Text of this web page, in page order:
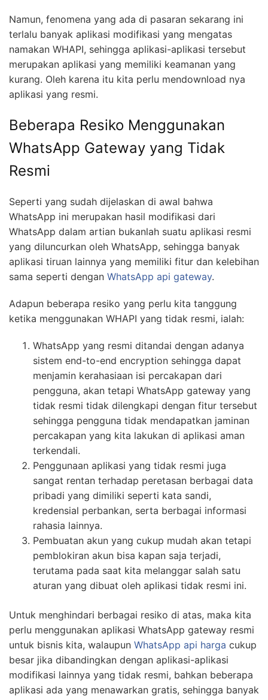
Namun, fenomena yang ada di pasaran sekarang ini
terlalu banyak aplikasi modifikasi yang mengatas
namakan WHAPI, sehingga aplikasi-aplikasi tersebut
merupakan aplikasi yang memiliki keamanan yang
kurang. Oleh karena itu kita perlu mendownload nya
aplikasi yang resmi.
Beberapa Resiko Menggunakan
WhatsApp Gateway yang Tidak
Resmi
Seperti yang sudah dijelaskan di awal bahwa
WhatsApp ini merupakan hasil modifikasi dari
WhatsApp dalam artian bukanlah suatu aplikasi resmi
yang diluncurkan oleh WhatsApp, sehingga banyak
aplikasi tiruan lainnya yang memiliki fitur dan kelebihan
sama seperti dengan WhatsApp api gateway.
Adapun beberapa resiko yang perlu kita tanggung
ketika menggunakan WHAPI yang tidak resmi, ialah:
WhatsApp yang resmi ditandai dengan adanya
sistem end-to-end encryption sehingga dapat
menjamin kerahasiaan isi percakapan dari
pengguna, akan tetapi WhatsApp gateway yang
tidak resmi tidak dilengkapi dengan fitur tersebut
sehingga pengguna tidak mendapatkan jaminan
percakapan yang kita lakukan di aplikasi aman
terkendali.
Penggunaan aplikasi yang tidak resmi juga
sangat rentan terhadap peretasan berbagai data
pribadi yang dimiliki seperti kata sandi,
kredensial perbankan, serta berbagai informasi
rahasia lainnya.
Pembuatan akun yang cukup mudah akan tetapi
pemblokiran akun bisa kapan saja terjadi,
terutama pada saat kita melanggar salah satu
aturan yang dibuat oleh aplikasi tidak resmi ini.
Untuk menghindari berbagai resiko di atas, maka kita
perlu menggunakan aplikasi WhatsApp gateway resmi
untuk bisnis kita, walaupun WhatsApp api harga cukup
besar jika dibandingkan dengan aplikasi-aplikasi
modifikasi lainnya yang tidak resmi, bahkan beberapa
aplikasi ada yang menawarkan gratis, sehingga banyak